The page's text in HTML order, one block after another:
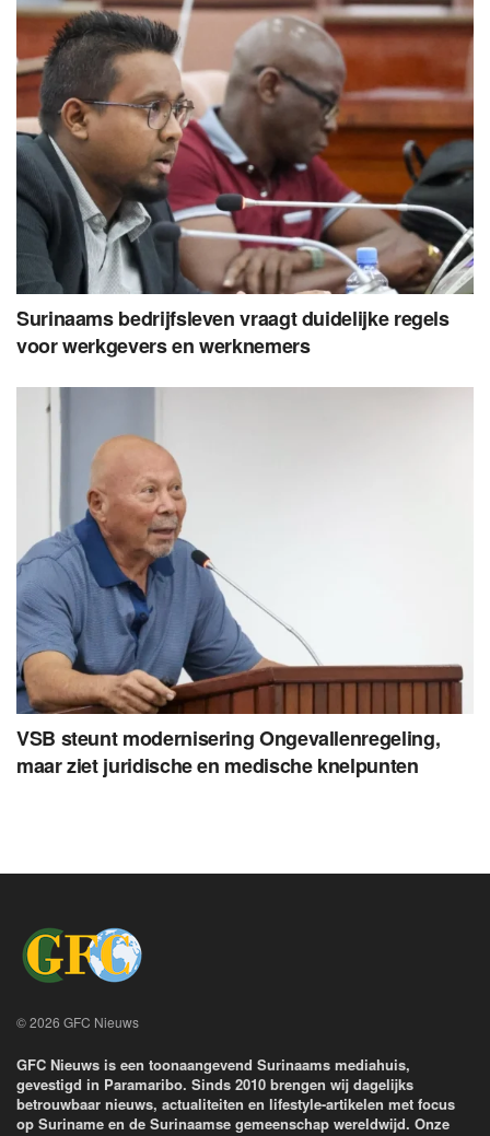
Surinaams bedrijfsleven vraagt duidelijke regels
voor werkgevers en werknemers
VSB steunt modernisering Ongevallenregeling,
maar ziet juridische en medische knelpunten
© 2026 GFC Nieuws
GFC Nieuws is een toonaangevend Surinaams mediahuis,
gevestigd in Paramaribo. Sinds 2010 brengen wij dagelijks
betrouwbaar nieuws, actualiteiten en lifestyle-artikelen met focus
op Suriname en de Surinaamse gemeenschap wereldwijd. Onze